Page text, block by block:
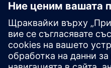
Дизайн и
калибър IC
Пакетът инструменти